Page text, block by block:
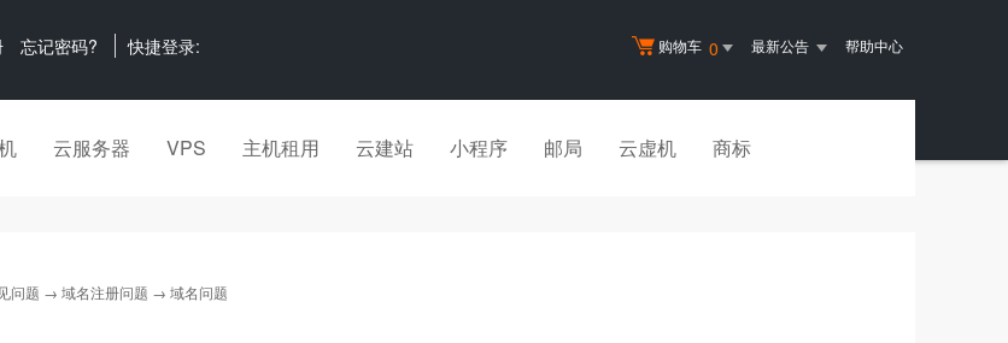
购物车 0 最新公告 帮助中心
忘记密码? 快捷登录:
云服务器 VPS 主机租用 云建站 小程序 邮局 云虚机 商标
问题 → 域名注册问题 → 域名问题